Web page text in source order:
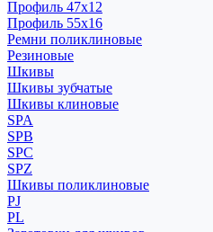
Профиль 47x12
Профиль 55x16
Ремни поликлиновые
Резиновые
Шкивы
Шкивы зубчатые
Шкивы клиновые
SPA
SPB
SPC
SPZ
Шкивы поликлиновые
PJ
PL